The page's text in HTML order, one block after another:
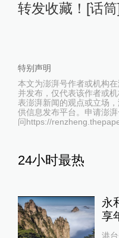
转发收藏！[话
特别声明
本文为澎湃号作者或机构
并发布，仅代表该作者或
表澎湃新闻的观点或立场
供信息发布平台。申请澎
问https://
24小时最热
永
享
港